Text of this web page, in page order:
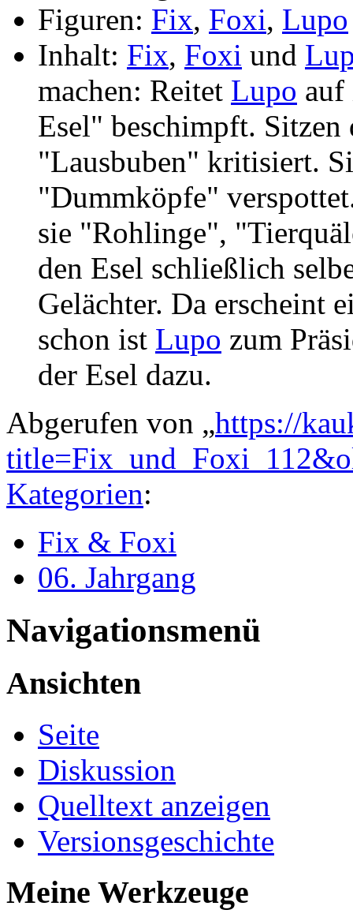
Figuren: Fix, Foxi, Lupo
Inhalt: Fix, Foxi und
machen: Reitet Lupo auf
Esel" beschimpft. Sitzen
"Lausbuben" kritisiert.
"Dummköpfe"
sie "Rohlinge",
den Esel schließlich
Gelächter. Da erscheint
schon ist Lupo zum
der Esel dazu.
Abgerufen von „https://
Kategorien:
Fix & Foxi
06. Jahrgang
Navigationsmenü
Ansichten
Seite
Diskussion
Quelltext anzeigen
Versionsgeschichte
Meine Werkzeuge